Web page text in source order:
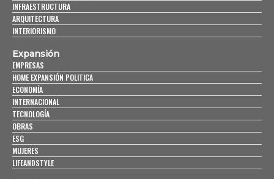
INFRAESTRUCTURA
ARQUITECTURA
INTERIORISMO
Expansión
EMPRESAS
HOME EXPANSIÓN POLITICA
ECONOMÍA
INTERNACIONAL
TECNOLOGÍA
OBRAS
ESG
MUJERES
LIFEANDSTYLE